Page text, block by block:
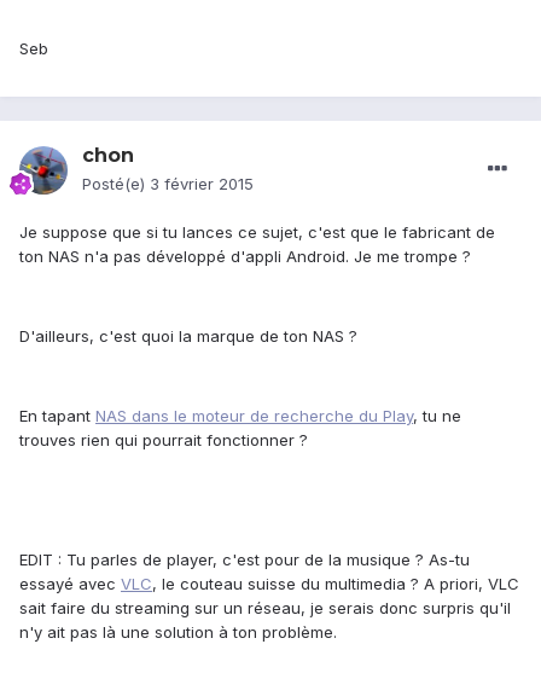
Seb
chon
Posté(e) 3 février 2015
Je suppose que si tu lances ce sujet, c'est que le fabricant de
ton NAS n'a pas développé d'appli Android. Je me trompe ?
D'ailleurs, c'est quoi la marque de ton NAS ?
En tapant NAS dans le moteur de recherche du Play, tu ne
trouves rien qui pourrait fonctionner ?
EDIT : Tu parles de player, c'est pour de la musique ? As-tu
essayé avec VLC, le couteau suisse du multimedia ? A priori, VLC
sait faire du streaming sur un réseau, je serais donc surpris qu'il
n'y ait pas là une solution à ton problème.